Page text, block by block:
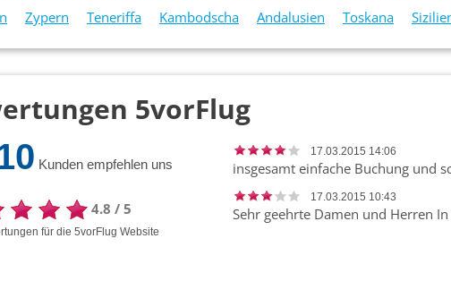
Zypern Teneriffa Kambodscha Andalusien Toskana
5vorFlug
Kunden empfehlen uns
4.8 / 5
für die 5vorFlug Website
17.03.2015 14:06
17.03.2015 10:43